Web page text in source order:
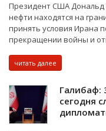
Президент США Дональд
нефти находятся на
принять условия Ирана
прекращении войны и
читать далее
Галибаф:
сегодня